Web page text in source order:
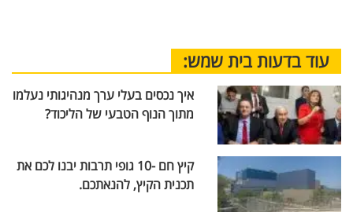
עוד בדעות בית שמש:
איך נכסים בעלי ערך מנהיגותי נעלמו
מתוך הנוף הטבעי של הליכוד?
קיץ חם -10 גופי תרבות יבנו לכם את
תכנית הקיץ, להנאתכם.